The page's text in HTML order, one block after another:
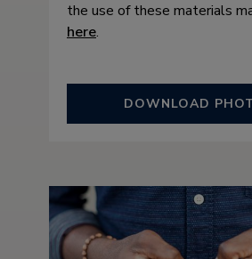
the use of these materials
here.
DOWNLOAD